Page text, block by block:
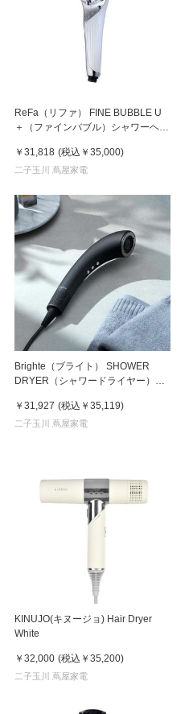
ReFa（リファ） FINE BUBBLE U
＋（ファインバブル）シャワーヘッ
￥31,818 (税込 ￥35,000)
二子玉川 蔦屋家電
Brighte（ブライト） SHOWER
DRYER（シャワードライヤー）
￥31,927 (税込 ￥35,119)
二子玉川 蔦屋家電
KINUJO(キヌージョ) Hair Dryer
White
￥32,000 (税込 ￥35,200)
二子玉川 蔦屋家電